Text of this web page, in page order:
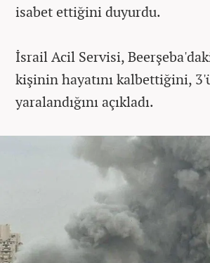
isabet ettiğini duyurdu.
İsrail Acil Servisi,
kişinin hayatını kalbettiğini,
yaralandığını açıkladı.